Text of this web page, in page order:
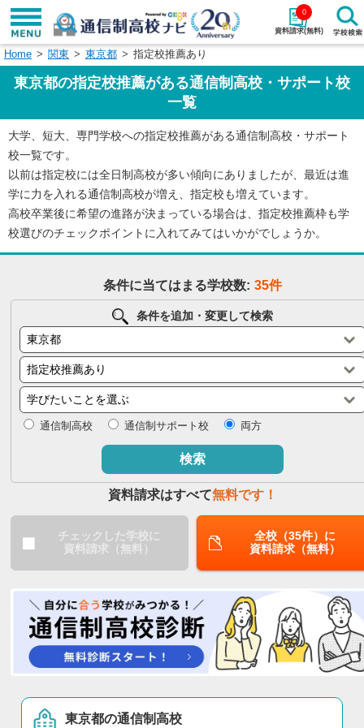
資料請求(無料)
0
学校名で探す
エリアから探す 特徴から探す
エリアを選択して探す
関東 北海道・東北
東海 北陸・甲信越
中国
四国
閉じる
Home 関東 東京都 指定校推薦あり
東京都の指定校推薦がある通信制高校・サポート校
一覧
大学、短大、専門学校への指定校推薦がある通信制高校・サポート
校一覧です。
以前は指定校には全日制高校が多い傾向にありましたが、最近は進
学に力を入れる通信制高校が増え、指定校も増えています。
高校卒業後に希望の進路が決まっている場合は、指定校推薦枠も学
校選びのチェックポイントに入れてみてはいかがでしょうか。
条件に当てはまる学校数: 35件
条件を追加・変更して検索
通信制高校 通信制サポート校 両方
検索
資料請求はすべて無料です！
チェックした学校に
資料請求（無料）
全校（35件）に
資料請求（無料）
東京都の通信制高校